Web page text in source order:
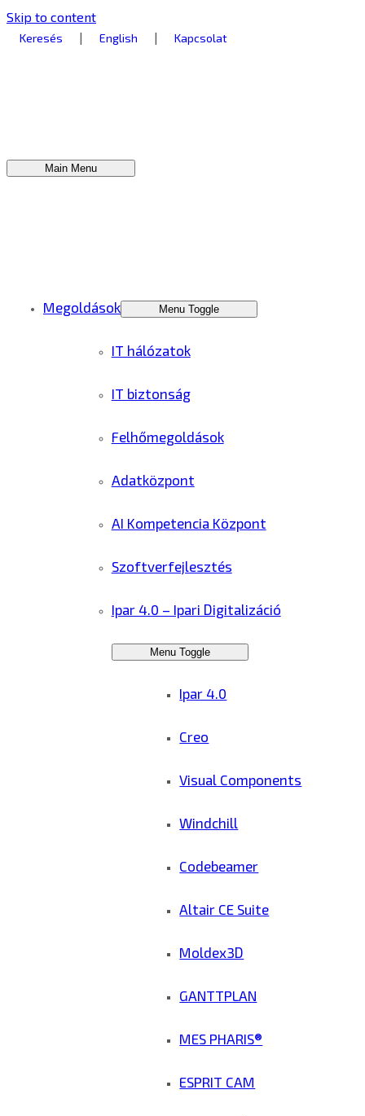
Skip to content
Keresés | English | Kapcsolat
Main Menu
Megoldások Menu Toggle
IT hálózatok
IT biztonság
Felhőmegoldások
Adatközpont
AI Kompetencia Központ
Szoftverfejlesztés
Ipar 4.0 – Ipari Digitalizáció
Menu Toggle
Ipar 4.0
Creo
Visual Components
Windchill
Codebeamer
Altair CE Suite
Moldex3D
GANTTPLAN
MES PHARIS®
ESPRIT CAM